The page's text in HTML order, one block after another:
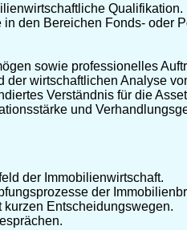
Qualifika­tion.
den Bereichen Fonds- oder
sowie professionelles
wirtschaft­lichen Analyse
Verständnis für die
und
der Immobilienwirtschaft.
der
Entscheidungswegen.